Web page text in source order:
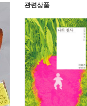
관련상품